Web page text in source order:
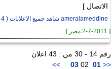
الاتصال ]
ameralameddine شاهد جميع الاعلانات ( 4 )
[ 2-7-2011 مصر ]
رقم 14 - 30 من : 43 اعلان
<<
01
02
03
>>